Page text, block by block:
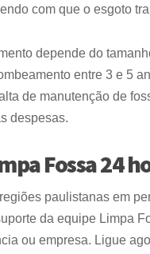
com que o esgoto
depende do
entre 3 e 5
de manutenção de
despesas.
Fossa 24
paulistanas em
da equipe Limpa
ou empresa. Ligue